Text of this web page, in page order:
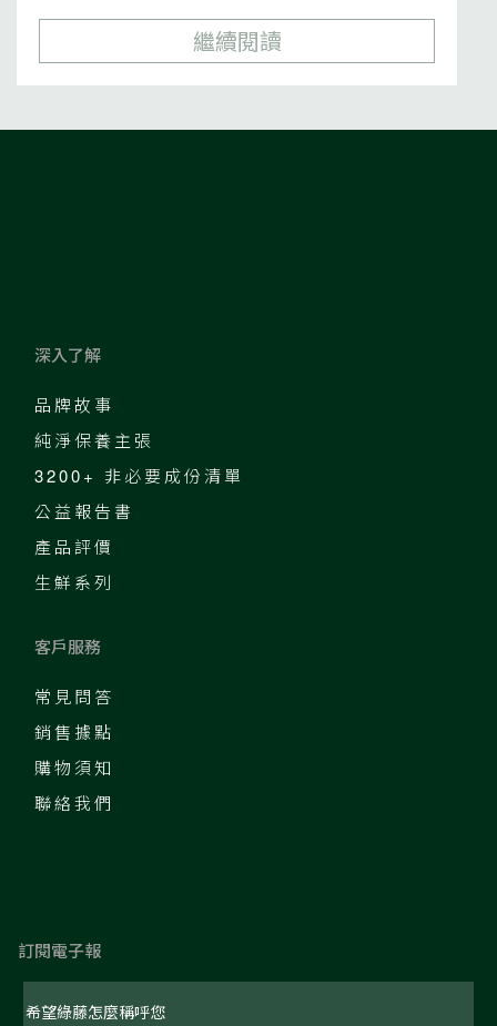
繼續閱讀
深入了解
品牌故事
純淨保養主張
3200+ 非必要成份清單
公益報告書
產品評價
生鮮系列
客戶服務
常見問答
銷售據點
購物須知
聯絡我們
訂閱電子報